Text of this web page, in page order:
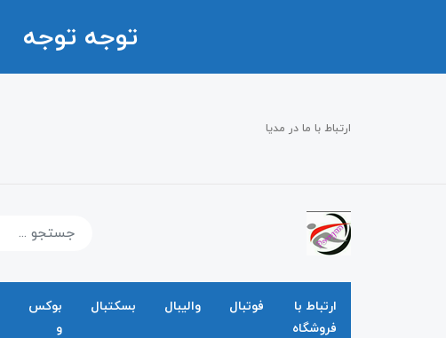
توجه توجه
ارتباط با ما در مدیا
ارتباط با
فروشگاه
فوتبال والیبال بسکتبال
بوکس
و